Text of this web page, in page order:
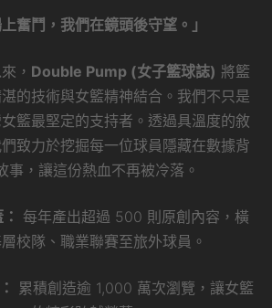
上奮鬥，我們在鏡頭後守望。」
， Double Pump (女子籃球誌) 將籃
的技術與女籃精神結合。我們不只是
籃最堅定的支持者。透過具溫度的敘
致力於挖掘每一位球員隱藏在數據背
事，讓這份熱血不再被冷落。
每年產出超過 500 則原創內容，橫
校隊、職業聯賽至旅外球員。
累積創造逾 1,000 萬次瀏覽，讓女籃